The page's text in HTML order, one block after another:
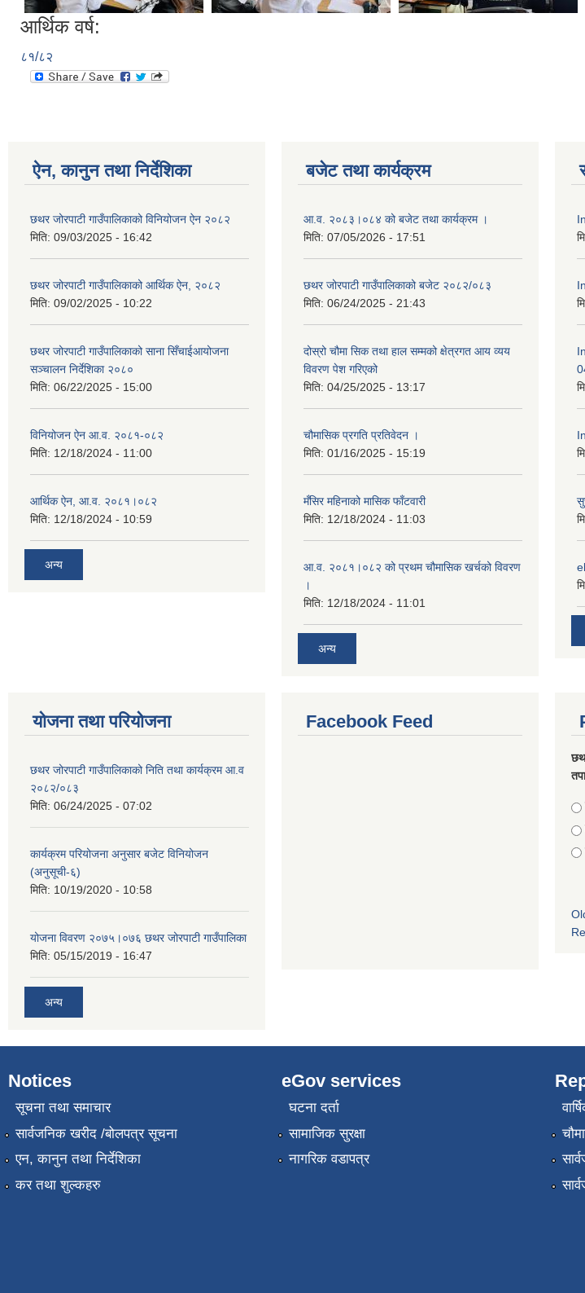
आर्थिक वर्ष:
८१/८२
ऐन, कानुन तथा निर्देशिका
छथर जोरपाटी गाउँपालिकाको विनियोजन ऐन २०८२
मिति: 09/03/2025 - 16:42
छथर जोरपाटी गाउँपालिकाको आर्थिक ऐन, २०८२
मिति: 09/02/2025 - 10:22
छथर जोरपाटी गाउँपालिकाको साना सिँचाईआयोजना
सञ्चालन निर्देशिका २०८०
मिति: 06/22/2025 - 15:00
विनियोजन ऐन आ.व. २०८१-०८२
मिति: 12/18/2024 - 11:00
आर्थिक ऐन, आ.व. २०८१।०८२
मिति: 12/18/2024 - 10:59
अन्य
बजेट तथा कार्यक्रम
आ.व. २०८३।०८४ को बजेट तथा कार्यक्रम ।
मिति: 07/05/2026 - 17:51
छथर जोरपाटी गाउँपालिकाको बजेट २०८२/०८३
मिति: 06/24/2025 - 21:43
दोस्रो चौमा सिक तथा हाल सम्मको क्षेत्रगत आय व्यय
विवरण पेश गरिएको
मिति: 04/25/2025 - 13:17
चौमासिक प्रगति प्रतिवेदन ।
मिति: 01/16/2025 - 15:19
मँसिर महिनाको मासिक फाँटवारी
मिति: 12/18/2024 - 11:03
आ.व. २०८१।०८२ को प्रथम चौमासिक खर्चको विवरण
।
मिति: 12/18/2024 - 11:01
अन्य
योजना तथा परियोजना
छथर जोरपाटी गाउँपालिकाको निति तथा कार्यक्रम आ.व
२०८२/०८३
मिति: 06/24/2025 - 07:02
कार्यक्रम परियोजना अनुसार बजेट विनियोजन
(अनुसूची-६)
मिति: 10/19/2020 - 10:58
योजना विवरण २०७५।०७६ छथर जोरपाटी गाउँपालिका
मिति: 05/15/2019 - 16:47
अन्य
Facebook Feed
Notices
सूचना तथा समाचार
सार्वजनिक खरीद /बोलपत्र सूचना
एन, कानुन तथा निर्देशिका
कर तथा शुल्कहरु
eGov services
घटना दर्ता
सामाजिक सुरक्षा
नागरिक वडापत्र